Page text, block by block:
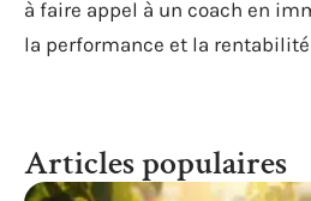
à faire appel à un coach en
la performance et la
Articles populaires